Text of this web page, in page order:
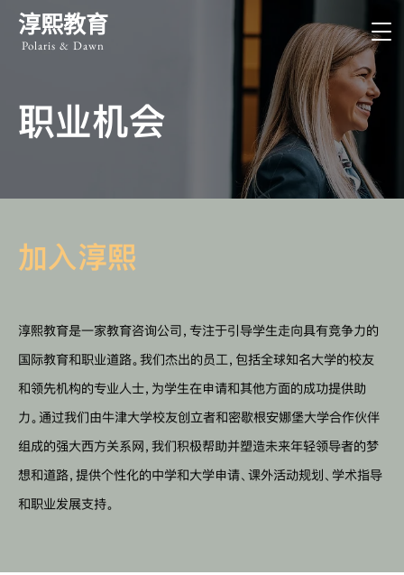
淳熙教育
Polaris & Dawn
职业机会
加入淳熙
淳熙教育是一家教育咨询公司，专注于引导学生走向具有竞争力的
国际教育和职业道路。我们杰出的员工，包括全球知名大学的校友
和领先机构的专业人士，为学生在申请和其他方面的成功提供助
力。通过我们由牛津大学校友创立者和密歇根安娜堡大学合作伙伴
组成的强大西方关系网，我们积极帮助并塑造未来年轻领导者的梦
想和道路，提供个性化的中学和大学申请、课外活动规划、学术指导
和职业发展支持。